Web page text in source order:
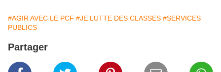
#AGIR AVEC LE PCF #JE LUTTE DES CLASSES #SERVICES
PUBLICS
Partager